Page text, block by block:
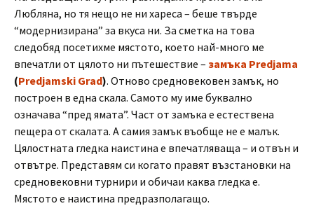
Любляна, но тя нещо не ни хареса – беше твърде
“модернизирана” за вкуса ни. За сметка на това
следобяд посетихме мястото, което най-много ме
впечатли от цялото ни пътешествие – замъка Predjama
(Predjamski Grad). Отново средновековен замък, но
построен в една скала. Самото му име буквално
означава “пред ямата”. Част от замъка е естествена
пещера от скалата. А самия замък въобще не е малък.
Цялостната гледка наистина е впечатляваща – и отвън и
отвътре. Представям си когато правят възстановки на
средновековни турнири и обичаи каква гледка е.
Мястото е наистина предразполагащо.